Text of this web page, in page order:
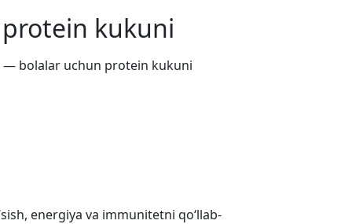
kukuni
— bolalar uchun protein kukuni
energiya va immunitetni qo‘llab-